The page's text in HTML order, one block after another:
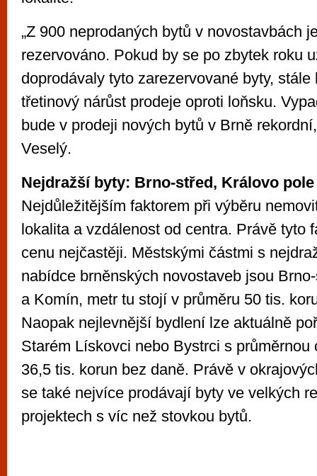
„Z 900 neprodaných bytů v novostavbách
rezervováno. Pokud by se po zbytek roku
doprodávaly tyto zarezervované byty, stále
třetinový nárůst prodeje oproti loňsku.
bude v prodeji nových bytů v Brně
Veselý.
Nejdražší byty: Brno-střed, Královo
Nejdůležitějším faktorem při výběru
lokalita a vzdálenost od centra. Právě tyto
cenu nejčastěji. Městskými částmi s
nabídce brněnských novostaveb jsou
a Komín, metr tu stojí v průměru 50 tis.
Naopak nejlevnější bydlení lze aktuálně
Starém Lískovci nebo Bystrci s průměrnou
36,5 tis. korun bez daně. Právě v
se také nejvíce prodávají byty ve velkých
projektech s víc než stovkou bytů.